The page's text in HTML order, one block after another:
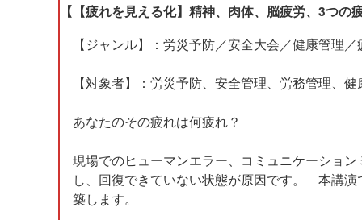
【【疲れを見える化】精神、肉体、脳疲労、3つ
【ジャンル】：労災予防／安全大会／健康管理
【対象者】：労災予防、安全管理、労務管理、
あなたのその疲れは何疲れ？
現場でのヒューマンエラー、コミュニケーショ
し、回復できていない状態が原因です。 本講演
築します。